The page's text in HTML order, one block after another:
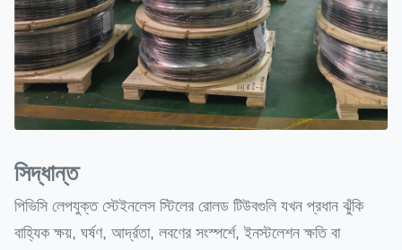
সিদ্ধান্ত
পিভিসি লেপযুক্ত স্টেইনলেস স্টিলের রোলড টিউবগুলি যখন প্রধান ঝুঁকি
বাহ্যিক ক্ষয়, ঘর্ষণ, আর্দ্রতা, লবণের সংস্পর্শে, ইনস্টলেশন ক্ষতি বা